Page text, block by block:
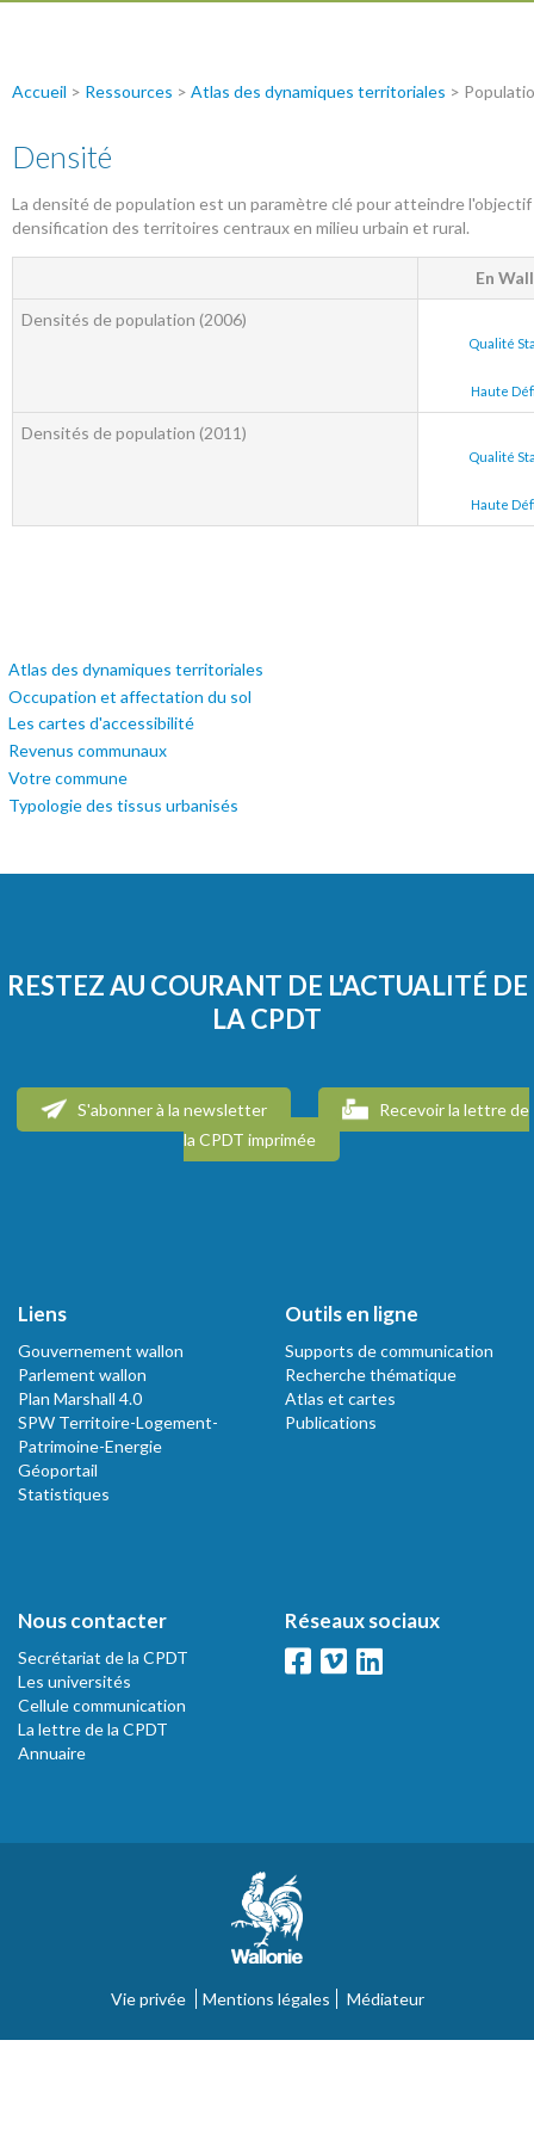
Atlas des dynamiques territoriales
Occupation et affectation du sol
Les cartes d'accessibilité
Revenus communaux
Votre commune
Typologie des tissus urbanisés
Accueil > Ressources > Atlas des dynamiques territoriales >
Densité
La densité de population est un paramètre clé pour atteindre
densification des territoires centraux en milieu urbain et rural.
En
Densités de population (2006)
Qualité
Haute
Densités de population (2011)
Qualité
Haute
RESTEZ AU COURANT DE L'ACTUALITÉ DE
LA CPDT
S'abonner à la newsletter
Recevoir la lettre de
la CPDT imprimée
Liens
Gouvernement wallon
Parlement wallon
Plan Marshall 4.0
SPW Territoire-Logement-
Patrimoine-Energie
Géoportail
Statistiques
Outils en ligne
Supports de communication
Recherche thématique
Atlas et cartes
Publications
Nous contacter
Secrétariat de la CPDT
Les universités
Cellule communication
La lettre de la CPDT
Annuaire
Réseaux sociaux
Vie privée Mentions légales Médiateur